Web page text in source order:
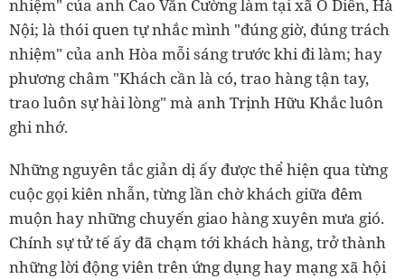
nhiệm" của anh Cao Văn Cường làm tại xã Ô Diên, Hà
Nội; là thói quen tự nhắc mình "đúng giờ, đúng trách
nhiệm" của anh Hòa mỗi sáng trước khi đi làm; hay
phương châm "Khách cần là có, trao hàng tận tay,
trao luôn sự hài lòng" mà anh Trịnh Hữu Khắc luôn
ghi nhớ.
Những nguyên tắc giản dị ấy được thể hiện qua từng
cuộc gọi kiên nhẫn, từng lần chờ khách giữa đêm
muộn hay những chuyến giao hàng xuyên mưa gió.
Chính sự tử tế ấy đã chạm tới khách hàng, trở thành
những lời động viên trên ứng dụng hay mạng xã hội